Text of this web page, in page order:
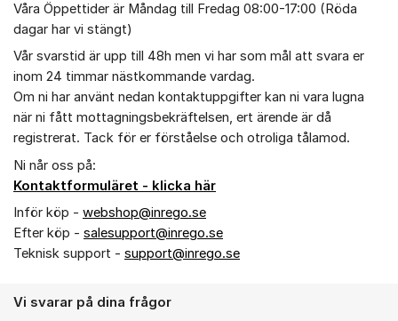
Våra Öppettider är Måndag till Fredag 08:00-17:00 (Röda
dagar har vi stängt)
Vår svarstid är upp till 48h men vi har som mål att svara er
inom 24 timmar nästkommande vardag.
Om ni har använt nedan kontaktuppgifter kan ni vara lugna
när ni fått mottagningsbekräftelsen, ert ärende är då
registrerat. Tack för er förståelse och otroliga tålamod.
Ni når oss på:
Kontaktformuläret - klicka här
Inför köp - webshop@inrego.se
Efter köp - salesupport@inrego.se
Teknisk support - support@inrego.se
Vi svarar på dina frågor